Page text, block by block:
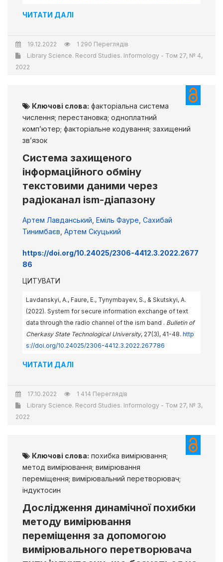
ЧИТАТИ ДАЛІ
19.12.2022
1 290 Переглядів
Library Science. Record Studies. Informology - Том 27, № 4,
2022
Ключові слова: факторіальна система
числення; перестановка; одноплатний
комп’ютер; факторіальне кодування; захищений
зв’язок
Система захищеного
інформаційного обміну
текстовими даними через
радіоканал ism-діапазону
Артем Лавданський Еміль Фауре Сахибай
Тинимбаєв Артем Скуцький
https://doi.org/10.24025/2306-4412.3.2022.2677
86
ЦИТУВАТИ
Lavdanskyi, A., Faure, E., Tynymbayev, S., & Skutskyi, A.
(2022). System for secure information exchange of text
data through the radio channel of the ism band . Bulletin of
Cherkasy State Technological University, 27(3), 41-48. http
s://doi.org/10.24025/2306-4412.3.2022.267786
ЧИТАТИ ДАЛІ
17.10.2022
1 414 Переглядів
Library Science. Record Studies. Informology - Том 27, № 3,
2022
Ключові слова: похибка вимірювання;
метод вимірювання; вимірювання
переміщення; вимірювальний перетворювач;
індуктосин
Дослідження динамічної похибки
методу вимірювання
переміщення за допомогою
вимірювального перетворювача